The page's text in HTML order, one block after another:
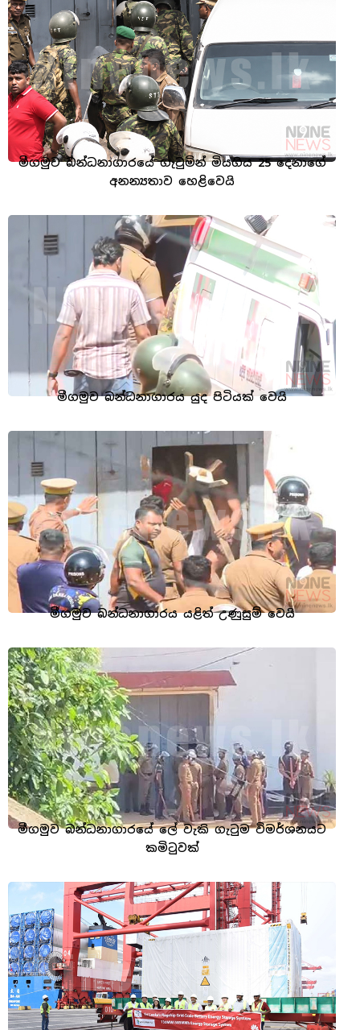
මීගමුව බන්ධනාගාරයේ ගැටුමින් මියගිය 25 දෙනාගේ
අනන්‍යතාව හෙළිවෙයි
මීගමුව බන්ධනාගාරය යුද පිටියක් වෙයි
මීගමුව බන්ධනාගාරය යළිත් උණුසුම් වෙයි
මීගමුව බන්ධනාගාරයේ ලේ වැකි ගැටුම විමර්ශනයට
කමිටුවක්